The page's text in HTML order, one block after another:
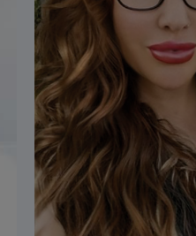
Betalningsalternativ
Köp- och användarvillkor